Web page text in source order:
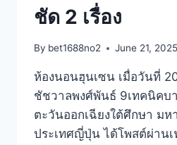
ชัด 2 เรื่อง
By bet1688no2 June 21, 2025
ห้องนอนฮุนเซน เมื่อวันที่
ชัชวาลพงศ์พันธ์ 9เทคนิคบ
ตะวันออกเฉียงใต้ศึกษา มห
ประเทศญี่ปุ่น ได้โพสต์ผ่าน